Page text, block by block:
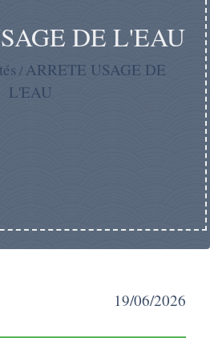
DE L'EAU
/ ARRETE USAGE DE
L'EAU
19/06/2026